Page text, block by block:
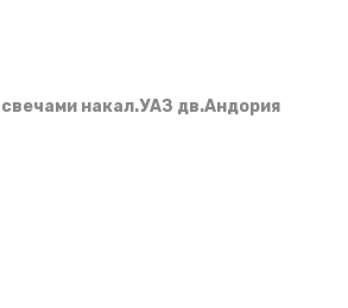
свечами накал.УАЗ дв.Андория